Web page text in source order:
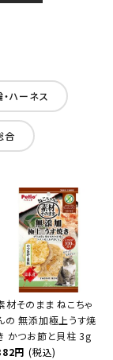
・ハーネス
合
材そのまま ねこちゃ
の 無添加極上うす焼
かつお節と貝柱 3g
円 (税込)